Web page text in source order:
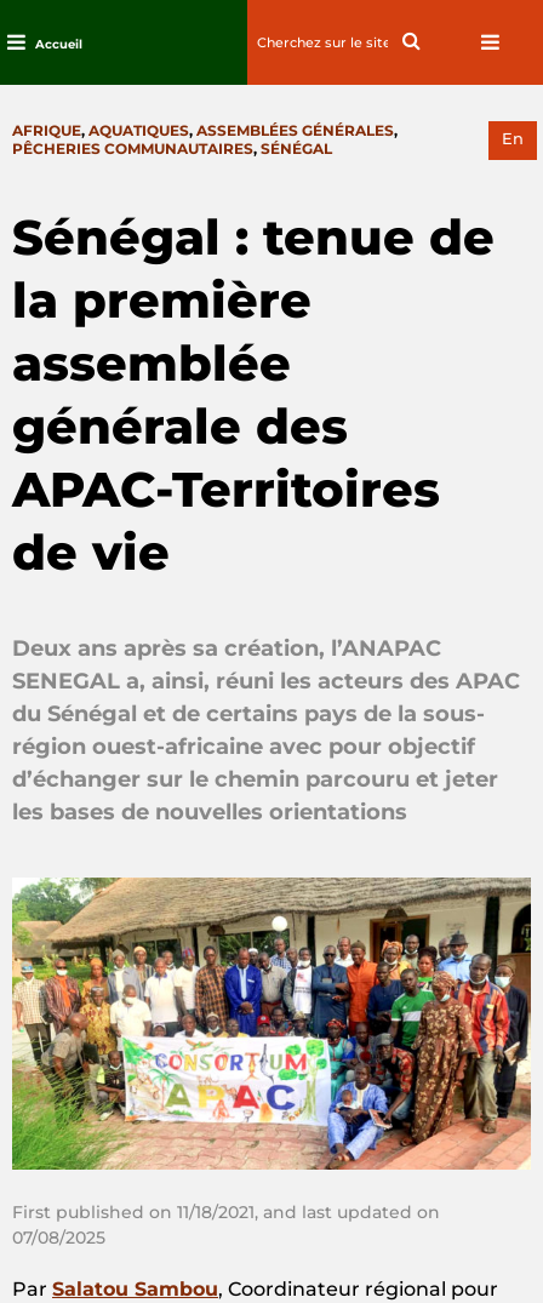
contenu
Accueil
Search
En
CATEGORIES
AFRIQUE, AQUATIQUES, ASSEMBLÉES GÉNÉRALES,
PÊCHERIES COMMUNAUTAIRES, SÉNÉGAL
Sénégal : tenue de
la première
assemblée
générale des
APAC-Territoires
de vie
Deux ans après sa création, l’ANAPAC
SENEGAL a, ainsi, réuni les acteurs des APAC
du Sénégal et de certains pays de la sous-
région ouest-africaine avec pour objectif
d’échanger sur le chemin parcouru et jeter
les bases de nouvelles orientations
First published on 11/18/2021, and last updated on
07/08/2025
Par Salatou Sambou, Coordinateur régional pour